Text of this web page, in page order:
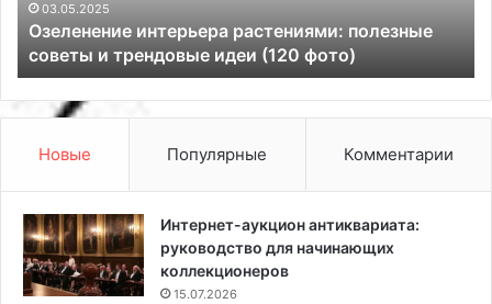
и
н
т
ь
е
р
а
р
03.05.2025
Озеленение интерьера растениями: полезные
советы и трендовые идеи (120 фото)
р
а
Новые Популярные Комментарии
Интернет-аукцион антиквариата:
руководство для начинающих
коллекционеров
15.07.2026